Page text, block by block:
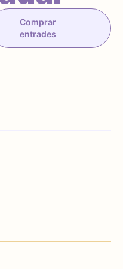
Comprar
entrades